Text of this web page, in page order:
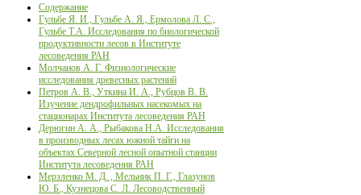
Содержание
Гульбе Я. И., Гульбе А. Я., Ермолова Л. С.,
Гульбе Т.А. Исследования по биологической
продуктивности лесов в Институте
лесоведения РАН
Молчанов А. Г. Физиологические
исследования древесных растений
Петров А. В., Уткина И. А., Рубцов В. В.
Изучение дендрофильных насекомых на
стационарах Института лесоведения РАН
Дерюгин А. А., Рыбакова Н.А. Исследования
в производных лесах южной тайги на
объектах Северной лесной опытной станции
Института лесоведения РАН
Мерзленко М. Д. , Мельник П. Г., Глазунов
Ю. Б., Кузнецова С. Л. Лесоводственный